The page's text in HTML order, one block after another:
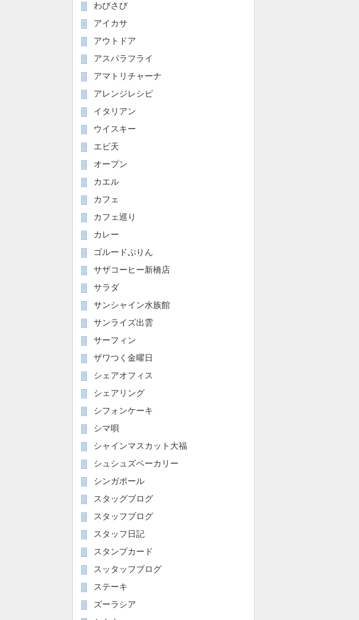
わびさび
アイカサ
アウトドア
アスパラフライ
アマトリチャーナ
アレンジレシピ
イタリアン
ウイスキー
エビ天
オープン
カエル
カフェ
カフェ巡り
カレー
ゴルードぷりん
サザコーヒー新橋店
サラダ
サンシャイン水族館
サンライズ出雲
サーフィン
ザワつく金曜日
シェアオフィス
シェアリング
シフォンケーキ
シマ唄
シャインマスカット大福
シュシュズベーカリー
シンガポール
スタッグブログ
スタッフブログ
スタッフ日記
スタンプカード
スッタッフブログ
ステーキ
ズーラシア